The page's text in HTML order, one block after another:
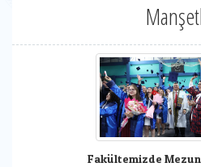
Fakültemizde